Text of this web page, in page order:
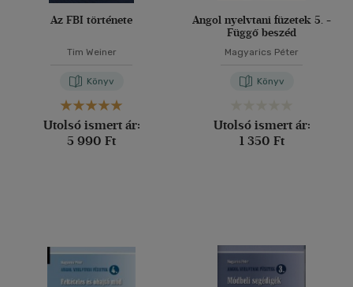
Az FBI története
Tim Weiner
Könyv
Utolsó ismert ár:
5 990 Ft
Angol nyelvtani füzetek 5. -
Függő beszéd
Magyarics Péter
Könyv
Utolsó ismert ár:
1 350 Ft